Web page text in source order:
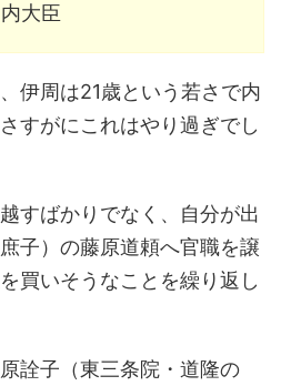
大臣
伊周は21歳という若さで内
すがにこれはやり過ぎでし
すばかりでなく、自分が出
子）の藤原道頼へ官職を譲
買いそうなことを繰り返し
詮子（東三条院・道隆の